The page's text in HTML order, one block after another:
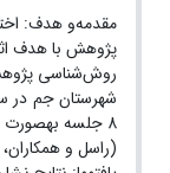
مقدمه‌و هدف:
پژوهش با هدف
روش‌شناسی
(راسل و همکاران، 1980) استفاده شد. داده‏ها با روش‏های آمار توصیفی، آزمون پیش‏فرض‏های آماری و تحلیل کوواریانس با نرم‏افزار آماری SPSS-26 تحلیل شد.